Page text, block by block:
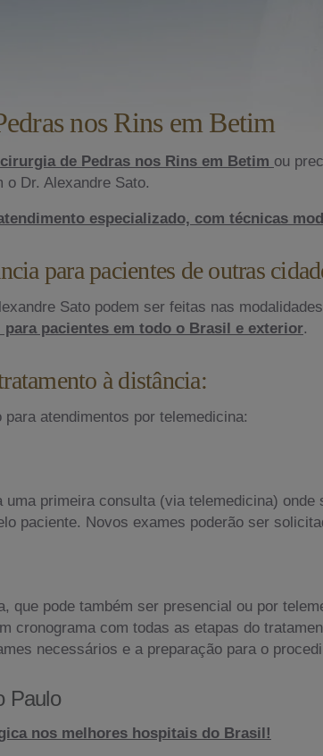
nos Rins em Betim
cirurgia de Pedras nos Rins em Betim ou
o Dr. Alexandre Sato.
especializado, com técnicas
para pacientes de outras
Sato podem ser feitas nas modalidades
pacientes em todo o Brasil e exterior.
à distância:
atendimentos por telemedicina:
uma primeira consulta (via telemedicina)
paciente. Novos exames poderão ser
que pode também ser presencial ou por
cronograma com todas as etapas do
necessários e a preparação para o
Paulo
nos melhores hospitais do Brasil!